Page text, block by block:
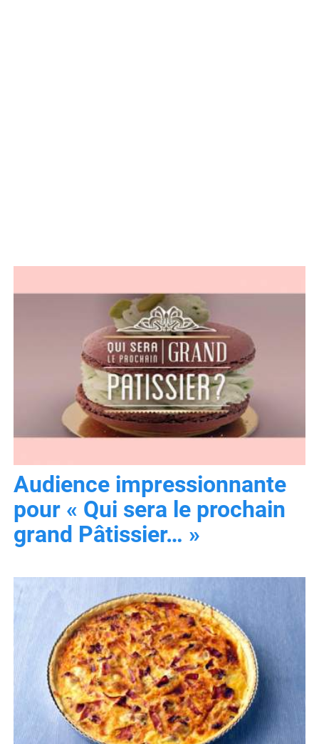
Audience impressionnante
pour « Qui sera le prochain
grand Pâtissier… »